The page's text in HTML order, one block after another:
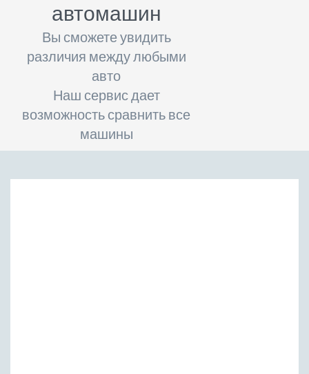
автомашин
Вы сможете увидить
различия между любыми
авто
Наш сервис дает
возможность сравнить все
машины